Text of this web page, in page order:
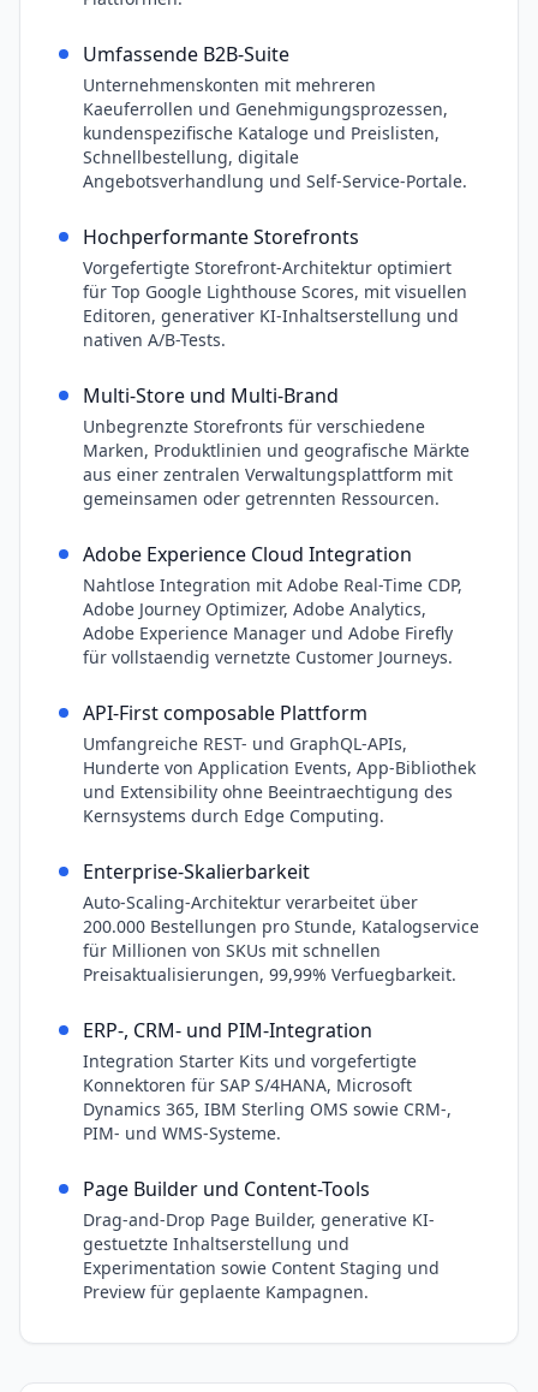
Umfassende B2B-Suite
Unternehmenskonten mit mehreren
Kaeuferrollen und Genehmigungsprozessen,
kundenspezifische Kataloge und Preislisten,
Schnellbestellung, digitale
Angebotsverhandlung und Self-Service-Portale.
Hochperformante Storefronts
Vorgefertigte Storefront-Architektur optimiert
für Top Google Lighthouse Scores, mit visuellen
Editoren, generativer KI-Inhaltserstellung und
nativen A/B-Tests.
Multi-Store und Multi-Brand
Unbegrenzte Storefronts für verschiedene
Marken, Produktlinien und geografische Märkte
aus einer zentralen Verwaltungsplattform mit
gemeinsamen oder getrennten Ressourcen.
Adobe Experience Cloud Integration
Nahtlose Integration mit Adobe Real-Time CDP,
Adobe Journey Optimizer, Adobe Analytics,
Adobe Experience Manager und Adobe Firefly
für vollstaendig vernetzte Customer Journeys.
API-First composable Plattform
Umfangreiche REST- und GraphQL-APIs,
Hunderte von Application Events, App-Bibliothek
und Extensibility ohne Beeintraechtigung des
Kernsystems durch Edge Computing.
Enterprise-Skalierbarkeit
Auto-Scaling-Architektur verarbeitet über
200.000 Bestellungen pro Stunde, Katalogservice
für Millionen von SKUs mit schnellen
Preisaktualisierungen, 99,99% Verfuegbarkeit.
ERP-, CRM- und PIM-Integration
Integration Starter Kits und vorgefertigte
Konnektoren für SAP S/4HANA, Microsoft
Dynamics 365, IBM Sterling OMS sowie CRM-,
PIM- und WMS-Systeme.
Page Builder und Content-Tools
Drag-and-Drop Page Builder, generative KI-
gestuetzte Inhaltserstellung und
Experimentation sowie Content Staging und
Preview für geplaente Kampagnen.